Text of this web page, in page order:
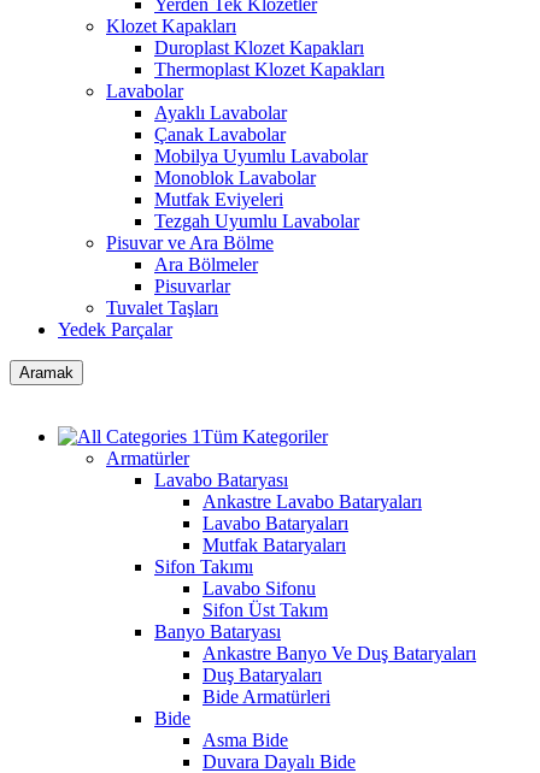
Yerden Tek Klozetler
Klozet Kapakları
Duroplast Klozet Kapakları
Thermoplast Klozet Kapakları
Lavabolar
Ayaklı Lavabolar
Çanak Lavabolar
Mobilya Uyumlu Lavabolar
Monoblok Lavabolar
Mutfak Eviyeleri
Tezgah Uyumlu Lavabolar
Pisuvar ve Ara Bölme
Ara Bölmeler
Pisuvarlar
Tuvalet Taşları
Yedek Parçalar
Aramak
Tüm Kategoriler
Armatürler
Lavabo Bataryası
Ankastre Lavabo Bataryaları
Lavabo Bataryaları
Mutfak Bataryaları
Sifon Takımı
Lavabo Sifonu
Sifon Üst Takım
Banyo Bataryası
Ankastre Banyo Ve Duş Bataryaları
Duş Bataryaları
Bide Armatürleri
Bide
Asma Bide
Duvara Dayalı Bide